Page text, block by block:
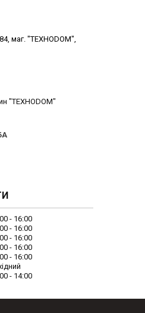
маг. "ТЕХНОDOM",
"ТЕХНОDOM"
16:00
16:00
16:00
16:00
16:00
14:00